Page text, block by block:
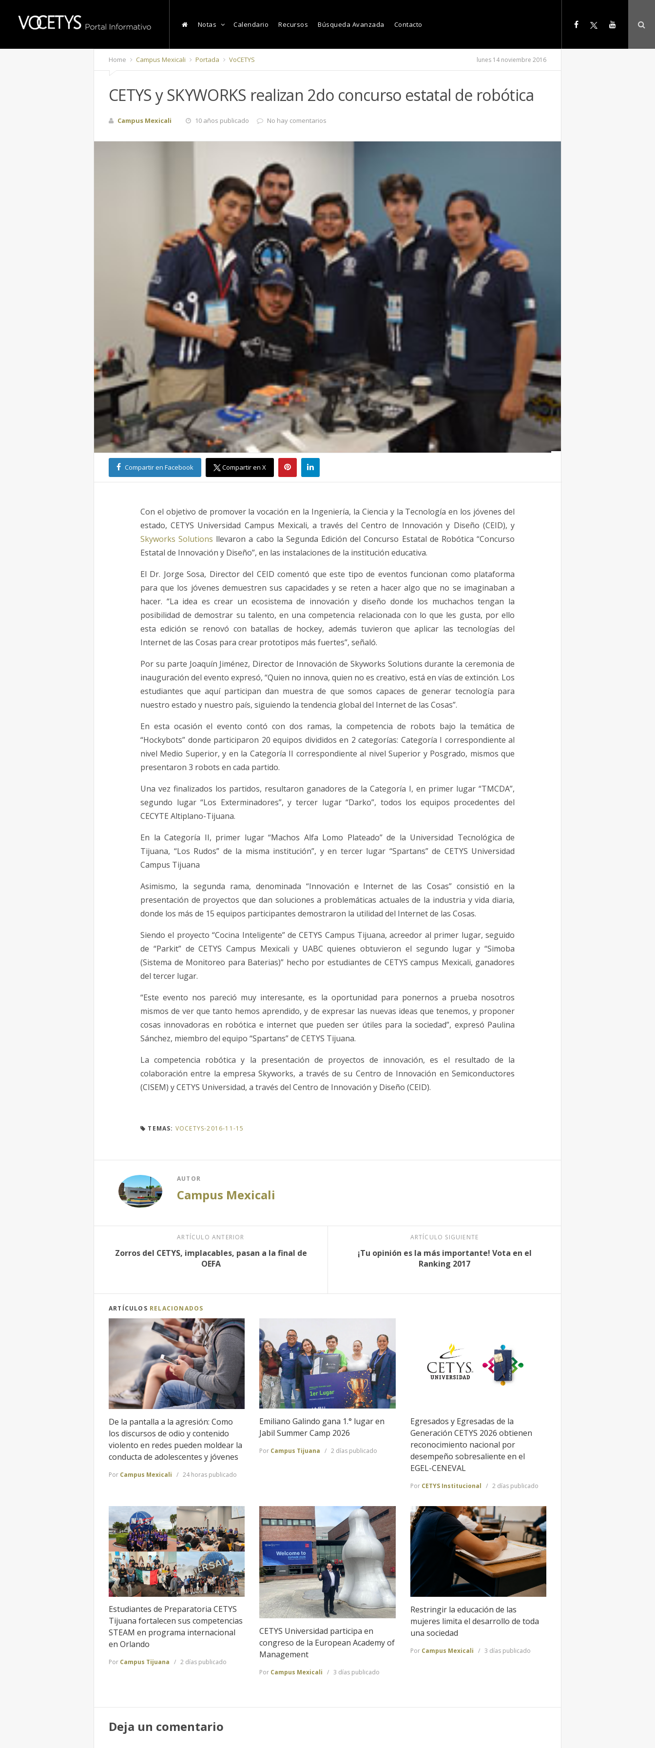
Notas Calendario Recursos Búsqueda Avanzada Contacto
Home Campus Mexicali Portada VoCETYS lunes 14 noviembre 2016
CETYS y SKYWORKS realizan 2do concurso estatal de robótica
Campus Mexicali 10 años publicado No hay comentarios
Compartir en Facebook Compartir en X
Con el objetivo de promover la vocación en la Ingeniería, la Ciencia y la Tecnología en los jóvenes del
estado, CETYS Universidad Campus Mexicali, a través del Centro de Innovación y Diseño (CEID), y
Skyworks Solutions llevaron a cabo la Segunda Edición del Concurso Estatal de Robótica “Concurso
Estatal de Innovación y Diseño”, en las instalaciones de la institución educativa.
El Dr. Jorge Sosa, Director del CEID comentó que este tipo de eventos funcionan como plataforma
para que los jóvenes demuestren sus capacidades y se reten a hacer algo que no se imaginaban a
hacer. “La idea es crear un ecosistema de innovación y diseño donde los muchachos tengan la
posibilidad de demostrar su talento, en una competencia relacionada con lo que les gusta, por ello
esta edición se renovó con batallas de hockey, además tuvieron que aplicar las tecnologías del
Internet de las Cosas para crear prototipos más fuertes”, señaló.
Por su parte Joaquín Jiménez, Director de Innovación de Skyworks Solutions durante la ceremonia de
inauguración del evento expresó, “Quien no innova, quien no es creativo, está en vías de extinción. Los
estudiantes que aquí participan dan muestra de que somos capaces de generar tecnología para
nuestro estado y nuestro país, siguiendo la tendencia global del Internet de las Cosas”.
En esta ocasión el evento contó con dos ramas, la competencia de robots bajo la temática de
“Hockybots” donde participaron 20 equipos divididos en 2 categorías: Categoría I correspondiente al
nivel Medio Superior, y en la Categoría II correspondiente al nivel Superior y Posgrado, mismos que
presentaron 3 robots en cada partido.
Una vez finalizados los partidos, resultaron ganadores de la Categoría I, en primer lugar “TMCDA”,
segundo lugar “Los Exterminadores”, y tercer lugar “Darko”, todos los equipos procedentes del
CECYTE Altiplano-Tijuana.
En la Categoría II, primer lugar “Machos Alfa Lomo Plateado” de la Universidad Tecnológica de
Tijuana, “Los Rudos” de la misma institución”, y en tercer lugar “Spartans” de CETYS Universidad
Campus Tijuana
Asimismo, la segunda rama, denominada “Innovación e Internet de las Cosas” consistió en la
presentación de proyectos que dan soluciones a problemáticas actuales de la industria y vida diaria,
donde los más de 15 equipos participantes demostraron la utilidad del Internet de las Cosas.
Siendo el proyecto “Cocina Inteligente” de CETYS Campus Tijuana, acreedor al primer lugar, seguido
de “Parkit” de CETYS Campus Mexicali y UABC quienes obtuvieron el segundo lugar y “Simoba
(Sistema de Monitoreo para Baterias)” hecho por estudiantes de CETYS campus Mexicali, ganadores
del tercer lugar.
“Este evento nos pareció muy interesante, es la oportunidad para ponernos a prueba nosotros
mismos de ver que tanto hemos aprendido, y de expresar las nuevas ideas que tenemos, y proponer
cosas innovadoras en robótica e internet que pueden ser útiles para la sociedad”, expresó Paulina
Sánchez, miembro del equipo “Spartans” de CETYS Tijuana.
La competencia robótica y la presentación de proyectos de innovación, es el resultado de la
colaboración entre la empresa Skyworks, a través de su Centro de Innovación en Semiconductores
(CISEM) y CETYS Universidad, a través del Centro de Innovación y Diseño (CEID).
TEMAS: VOCETYS-2016-11-15
AUTOR
Campus Mexicali
ARTÍCULO ANTERIOR
Zorros del CETYS, implacables, pasan a la final de
OEFA
ARTÍCULO SIGUIENTE
¡Tu opinión es la más importante! Vota en el
Ranking 2017
ARTÍCULOS RELACIONADOS
De la pantalla a la agresión: Como
los discursos de odio y contenido
violento en redes pueden moldear la
conducta de adolescentes y jóvenes
Por Campus Mexicali 24 horas publicado
Emiliano Galindo gana 1.° lugar en
Jabil Summer Camp 2026
Por Campus Tijuana 2 días publicado
Egresados y Egresadas de la
Generación CETYS 2026 obtienen
reconocimiento nacional por
desempeño sobresaliente en el
EGEL-CENEVAL
Por CETYS Institucional 2 días publicado
Estudiantes de Preparatoria CETYS
Tijuana fortalecen sus competencias
STEAM en programa internacional
en Orlando
Por Campus Tijuana 2 días publicado
CETYS Universidad participa en
congreso de la European Academy of
Management
Por Campus Mexicali 3 días publicado
Restringir la educación de las
mujeres limita el desarrollo de toda
una sociedad
Por Campus Mexicali 3 días publicado
Deja un comentario